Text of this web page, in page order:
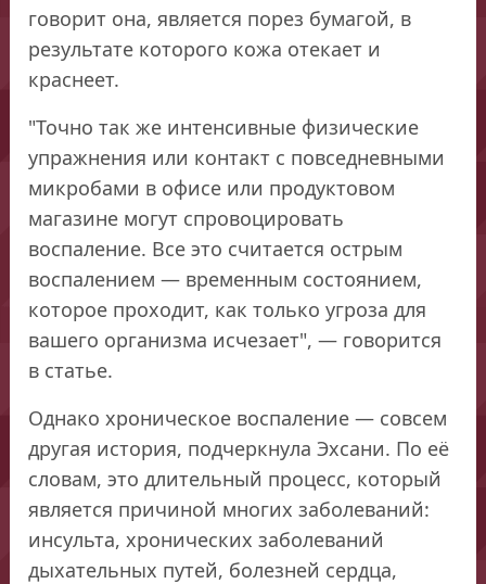
говорит она, является порез бумагой, в
результате которого кожа отекает и
краснеет.
"Точно так же интенсивные физические
упражнения или контакт с повседневными
микробами в офисе или продуктовом
магазине могут спровоцировать
воспаление. Все это считается острым
воспалением — временным состоянием,
которое проходит, как только угроза для
вашего организма исчезает", — говорится
в статье.
Однако хроническое воспаление — совсем
другая история, подчеркнула Эхсани. По её
словам, это длительный процесс, который
является причиной многих заболеваний:
инсульта, хронических заболеваний
дыхательных путей, болезней сердца,